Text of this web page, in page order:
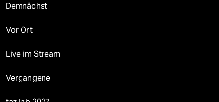
Demnächst
Vor Ort
Live im Stream
Vergangene